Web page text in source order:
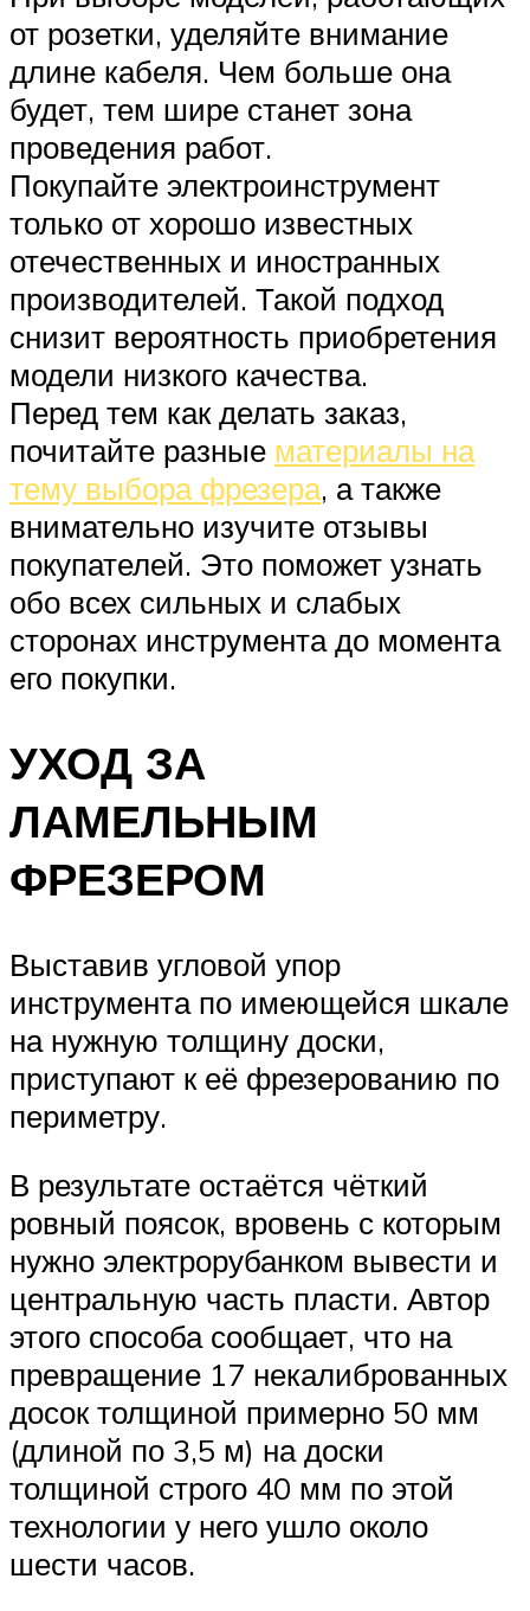
от розетки, уделяйте внимание
длине кабеля. Чем больше она
будет, тем шире станет зона
проведения работ.
Покупайте электроинструмент
только от хорошо известных
отечественных и иностранных
производителей. Такой подход
снизит вероятность приобретения
модели низкого качества.
Перед тем как делать заказ,
почитайте разные материалы на
тему выбора фрезера, а также
внимательно изучите отзывы
покупателей. Это поможет узнать
обо всех сильных и слабых
сторонах инструмента до момента
его покупки.
УХОД ЗА
ЛАМЕЛЬНЫМ
ФРЕЗЕРОМ
Выставив угловой упор
инструмента по имеющейся шкале
на нужную толщину доски,
приступают к её фрезерованию по
периметру.
В результате остаётся чёткий
ровный поясок, вровень с которым
нужно электрорубанком вывести и
центральную часть пласти. Автор
этого способа сообщает, что на
превращение 17 некалиброванных
досок толщиной примерно 50 мм
(длиной по 3,5 м) на доски
толщиной строго 40 мм по этой
технологии у него ушло около
шести часов.